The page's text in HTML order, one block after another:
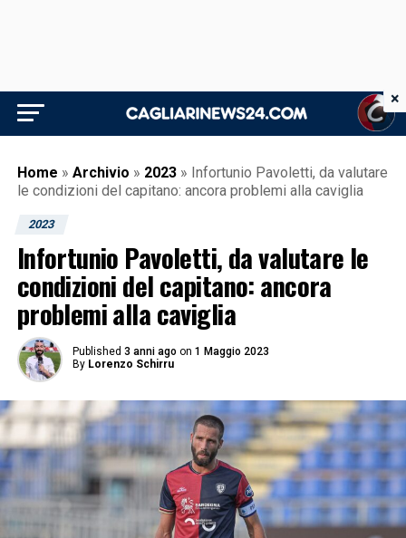
Home » Archivio » 2023 » Infortunio Pavoletti, da valutare
le condizioni del capitano: ancora problemi alla caviglia
2023
Infortunio Pavoletti, da valutare le
condizioni del capitano: ancora
problemi alla caviglia
Published 3 anni ago on 1 Maggio 2023
By Lorenzo Schirru
×